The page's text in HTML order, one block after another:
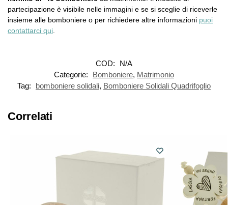
partecipazione è visibile nelle immagini e se si sceglie di riceverle
insieme alle bomboniere o per richiedere altre informazioni puoi
contattarci qui
COD:
N/A
Categorie:
Bomboniere, Matrimonio
Tag:
bomboniere solidali, Bomboniere Solidali Quadrifoglio
Correlati